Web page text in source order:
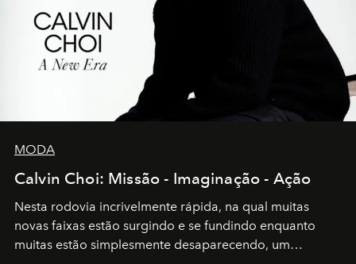
MODA
Calvin Choi: Missão - Imaginação - Ação
Nesta rodovia incrivelmente rápida, na qual muitas
novas faixas estão surgindo e se fundindo enquanto
muitas estão simplesmente desaparecendo, um